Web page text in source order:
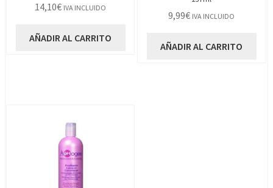
14,10€ IVA INCLUIDO
AÑADIR AL CARRITO
9,99€ IVA INCLUIDO
AÑADIR AL CARRITO